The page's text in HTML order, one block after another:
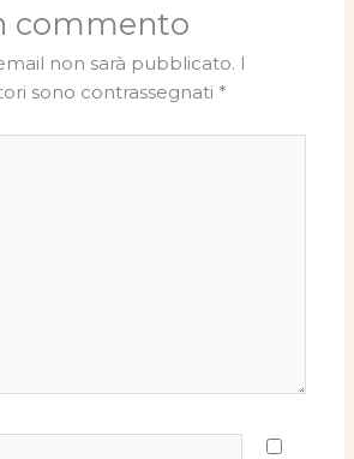
commento
non sarà pubblicato. I
sono contrassegnati *